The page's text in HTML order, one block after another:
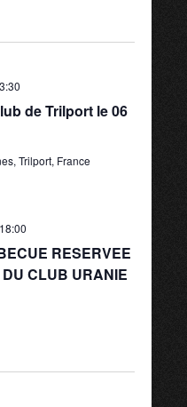
s
de Trilport le 06
Trilport, France
RESERVEE
CLUB URANIE
18:00